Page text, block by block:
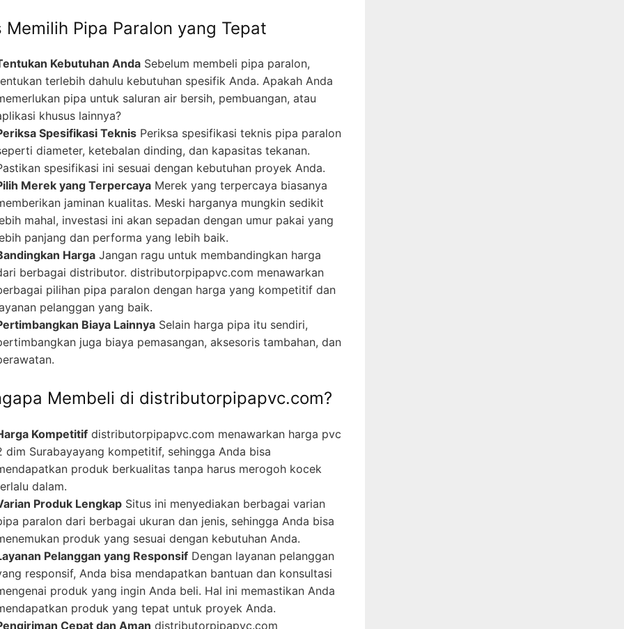
Memilih Pipa Paralon yang Tepat
Kebutuhan Anda Sebelum membeli pipa paralon,
terlebih dahulu kebutuhan spesifik Anda. Apakah Anda
pipa untuk saluran air bersih, pembuangan, atau
khusus lainnya?
Spesifikasi Teknis Periksa spesifikasi teknis pipa paralon
diameter, ketebalan dinding, dan kapasitas tekanan.
spesifikasi ini sesuai dengan kebutuhan proyek Anda.
Merek yang Terpercaya Merek yang terpercaya biasanya
jaminan kualitas. Meski harganya mungkin sedikit
mahal, investasi ini akan sepadan dengan umur pakai yang
panjang dan performa yang lebih baik.
Harga Jangan ragu untuk membandingkan harga
berbagai distributor. distributorpipapvc.com menawarkan
pilihan pipa paralon dengan harga yang kompetitif dan
pelanggan yang baik.
Biaya Lainnya Selain harga pipa itu sendiri,
juga biaya pemasangan, aksesoris tambahan, dan
Membeli di distributorpipapvc.com?
Kompetitif distributorpipapvc.com menawarkan harga pvc
dim Surabayayang kompetitif, sehingga Anda bisa
produk berkualitas tanpa harus merogoh kocek
dalam.
Produk Lengkap Situs ini menyediakan berbagai varian
paralon dari berbagai ukuran dan jenis, sehingga Anda bisa
produk yang sesuai dengan kebutuhan Anda.
Pelanggan yang Responsif Dengan layanan pelanggan
responsif, Anda bisa mendapatkan bantuan dan konsultasi
produk yang ingin Anda beli. Hal ini memastikan Anda
produk yang tepat untuk proyek Anda.
Cepat dan Aman distributorpipapvc.com